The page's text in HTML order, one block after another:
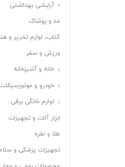
آرایشی بهداشتی
مد و پوشاک
کتاب، لوازم تحریر و
ورزش و سفر
خانه و آشپزخانه
خودرو و موتورسیکلت
لوازم خانگی برقی
ابزار آلات و تجهیزات
طلا و نقره
تجهیزات پزشکی و